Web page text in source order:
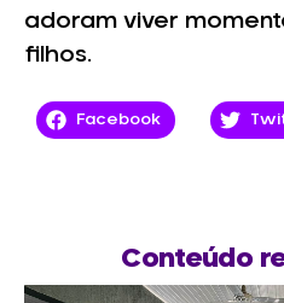
adoram viver
filhos.
Facebook
Conteúdo